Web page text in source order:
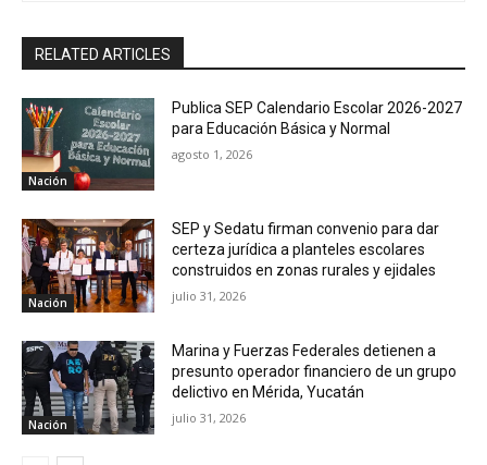
RELATED ARTICLES
Nación
Publica SEP Calendario Escolar 2026-2027
para Educación Básica y Normal
agosto 1, 2026
Nación
SEP y Sedatu firman convenio para dar
certeza jurídica a planteles escolares
construidos en zonas rurales y ejidales
julio 31, 2026
Nación
Marina y Fuerzas Federales detienen a
presunto operador financiero de un grupo
delictivo en Mérida, Yucatán
julio 31, 2026